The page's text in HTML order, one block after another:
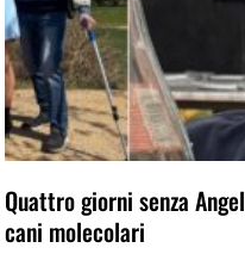
Quattro giorni senza
cani molecolari